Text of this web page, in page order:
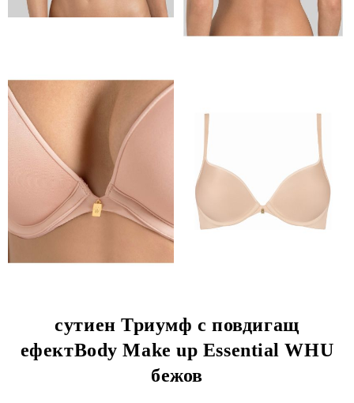
сутиен Триумф с повдигащ
ефектBody Make up Essential WHU
бежов